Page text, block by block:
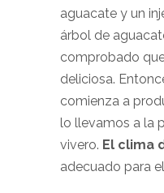
aguacate y un
árbol de
comprobado
deliciosa.
comienza a
lo llevamos a la
vivero. El clima
adecuado para